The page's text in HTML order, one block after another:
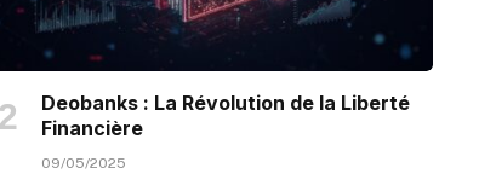
Deobanks : La Révolution de la Liberté
Financière
09/05/2025